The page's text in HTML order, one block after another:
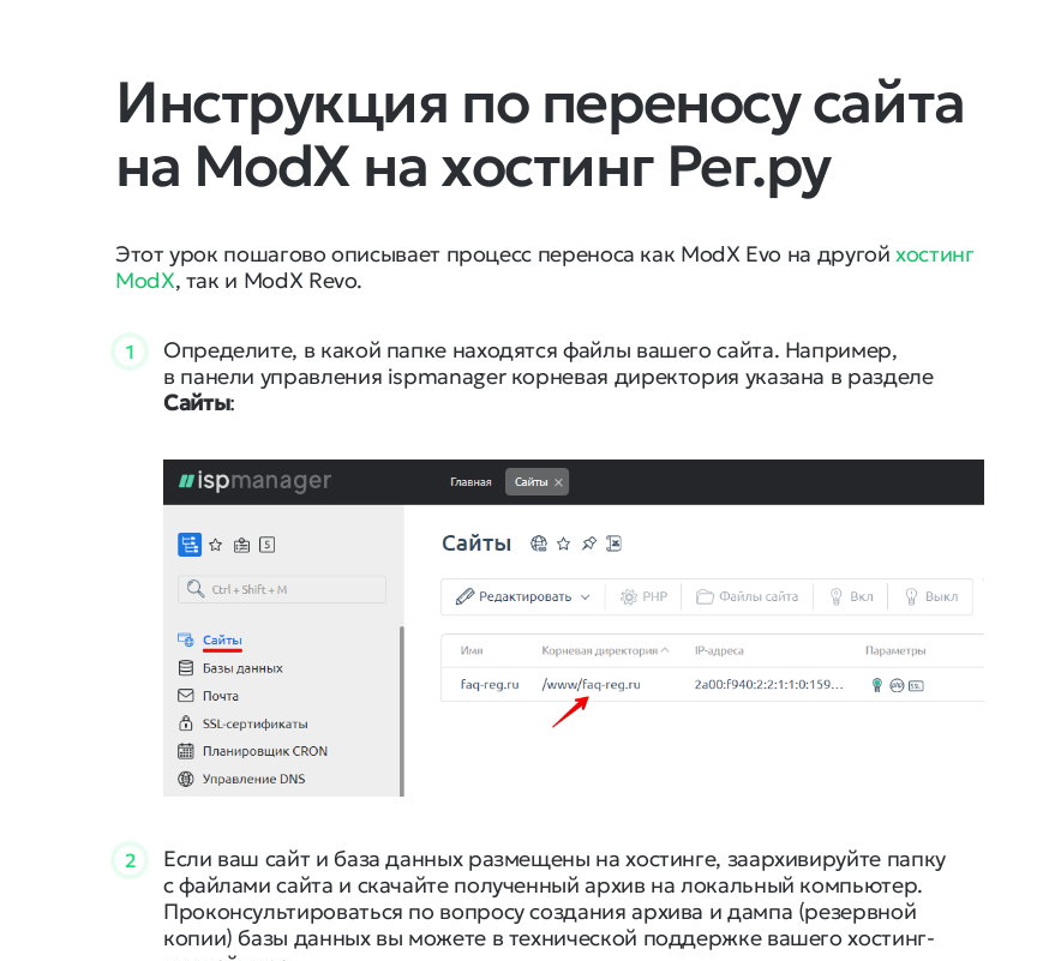
Инструкция по переносу сайта
на ModX на хостинг Рег.ру
Этот урок пошагово описывает процесс переноса как ModX Evo на другойхостинг
ModX, так и ModX Revo.
1
Определите, в какой папке находятся файлы вашего сайта. Например,
в панели управления ispmanager корневая директория указана в разделе
Cайты:
2
Если ваш сайт и база данных размещены на хостинге, заархивируйте папку
с файлами сайта и скачайте полученный архив на локальный компьютер.
Проконсультироваться по вопросу создания архива и дампа (резервной
копии) базы данных вы можете в технической поддержке вашего хостинг-